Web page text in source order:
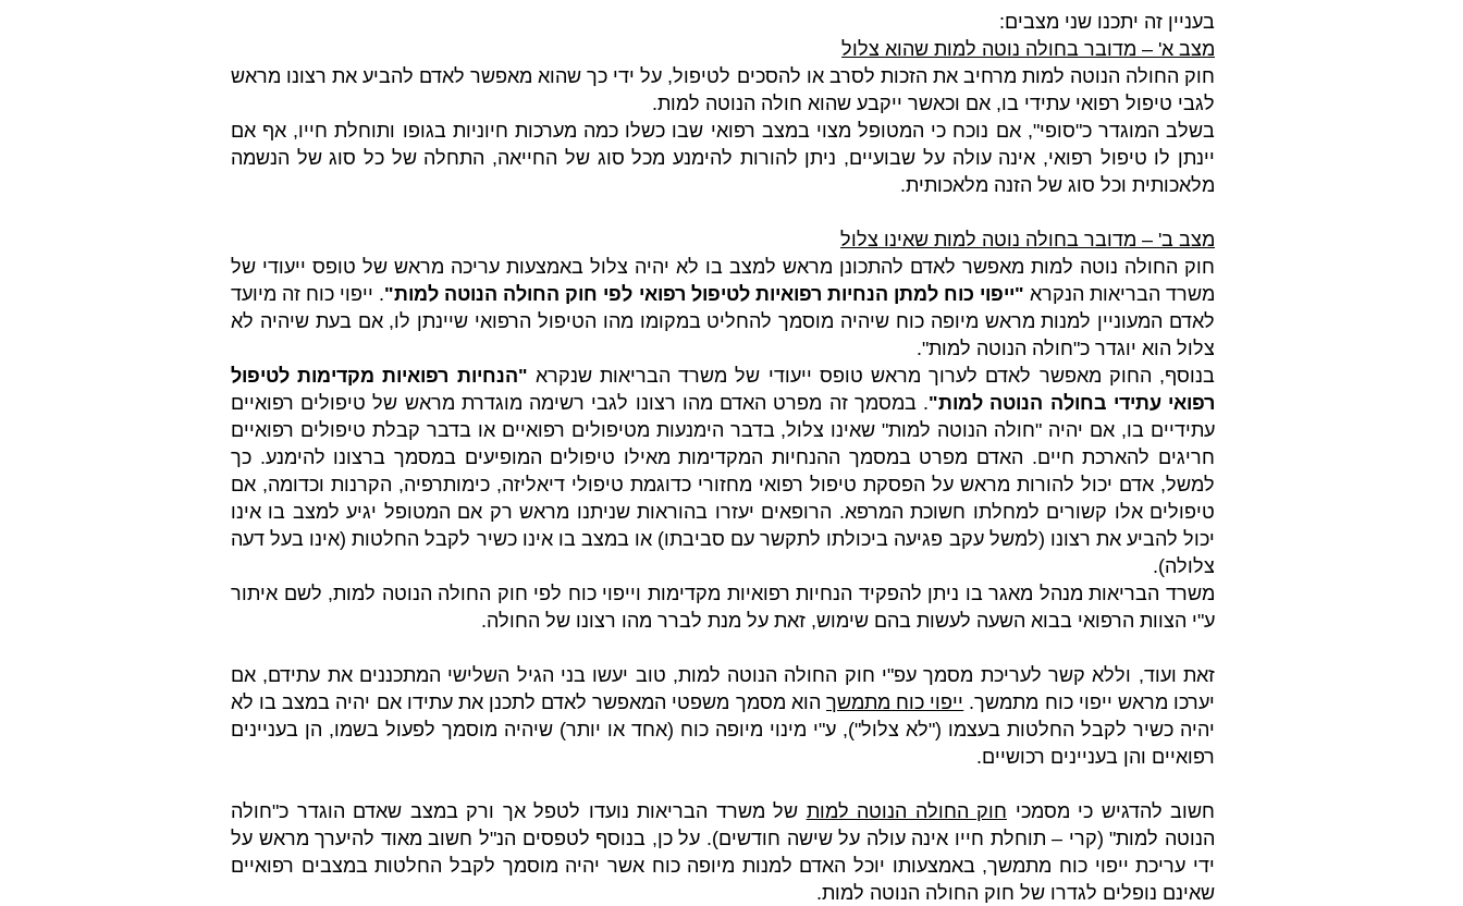
בעניין זה יתכנו שני מצבים:
מצב א' – מדובר בחולה נוטה למות שהוא צלול
חוק החולה הנוטה למות מרחיב את הזכות לסרב או להסכים לטיפול, על ידי כך שהוא מאפשר לאדם להביע את רצונו מראש
לגבי טיפול רפואי עתידי בו, אם וכאשר ייקבע שהוא חולה הנוטה למות.
בשלב המוגדר כ"סופי", אם נוכח כי המטופל מצוי במצב רפואי שבו כשלו כמה מערכות חיוניות בגופו ותוחלת חייו, אף אם
יינתן לו טיפול רפואי, אינה עולה על שבועיים, ניתן להורות להימנע מכל סוג של החייאה, התחלה של כל סוג של הנשמה
מלאכותית וכל סוג של הזנה מלאכותית.
מצב ב' – מדובר בחולה נוטה למות שאינו צלול
חוק החולה נוטה למות מאפשר לאדם להתכונן מראש למצב בו לא יהיה צלול באמצעות עריכה מראש של טופס ייעודי של
משרד הבריאות הנקרא "ייפוי כוח למתן הנחיות רפואיות לטיפול רפואי לפי חוק החולה הנוטה למות". ייפוי כוח זה מיועד
לאדם המעוניין למנות מראש מיופה כוח שיהיה מוסמך להחליט במקומו מהו הטיפול הרפואי שיינתן לו, אם בעת שיהיה לא
צלול הוא יוגדר כ"חולה הנוטה למות".
בנוסף, החוק מאפשר לאדם לערוך מראש טופס ייעודי של משרד הבריאות שנקרא "הנחיות רפואיות מקדימות לטיפול
רפואי עתידי בחולה הנוטה למות". במסמך זה מפרט האדם מהו רצונו לגבי רשימה מוגדרת מראש של טיפולים רפואיים
עתידיים בו, אם יהיה "חולה הנוטה למות" שאינו צלול, בדבר הימנעות מטיפולים רפואיים או בדבר קבלת טיפולים רפואיים
חריגים להארכת חיים. האדם מפרט במסמך ההנחיות המקדימות מאילו טיפולים המופיעים במסמך ברצונו להימנע. כך
למשל, אדם יכול להורות מראש על הפסקת טיפול רפואי מחזורי כדוגמת טיפולי דיאליזה, כימותרפיה, הקרנות וכדומה, אם
טיפולים אלו קשורים למחלתו חשוכת המרפא. הרופאים יעזרו בהוראות שניתנו מראש רק אם המטופל יגיע למצב בו אינו
יכול להביע את רצונו (למשל עקב פגיעה ביכולתו לתקשר עם סביבתו) או במצב בו אינו כשיר לקבל החלטות (אינו בעל דעה
צלולה).
משרד הבריאות מנהל מאגר בו ניתן להפקיד הנחיות רפואיות מקדימות וייפוי כוח לפי חוק החולה הנוטה למות, לשם איתור
ע"י הצוות הרפואי בבוא השעה לעשות בהם שימוש, זאת על מנת לברר מהו רצונו של החולה.
זאת ועוד, וללא קשר לעריכת מסמך עפ"י חוק החולה הנוטה למות, טוב יעשו בני הגיל השלישי המתכננים את עתידם, אם
יערכו מראש ייפוי כוח מתמשך. ייפוי כוח מתמשך הוא מסמך משפטי המאפשר לאדם לתכנן את עתידו אם יהיה במצב בו לא
יהיה כשיר לקבל החלטות בעצמו ("לא צלול"), ע"י מינוי מיופה כוח (אחד או יותר) שיהיה מוסמך לפעול בשמו, הן בעניינים
רפואיים והן בעניינים רכושיים.
חשוב להדגיש כי מסמכי חוק החולה הנוטה למות של משרד הבריאות נועדו לטפל אך ורק במצב שאדם הוגדר כ"חולה
הנוטה למות" (קרי – תוחלת חייו אינה עולה על שישה חודשים). על כן, בנוסף לטפסים הנ"ל חשוב מאוד להיערך מראש על
ידי עריכת ייפוי כוח מתמשך, באמצעותו יוכל האדם למנות מיופה כוח אשר יהיה מוסמך לקבל החלטות במצבים רפואיים
שאינם נופלים לגדרו של חוק החולה הנוטה למות.